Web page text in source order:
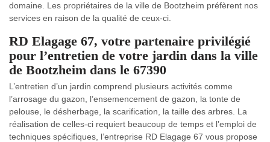
domaine. Les propriétaires de la ville de Bootzheim préfèrent nos
services en raison de la qualité de ceux-ci.
RD Elagage 67, votre partenaire privilégié
pour l’entretien de votre jardin dans la ville
de Bootzheim dans le 67390
L’entretien d’un jardin comprend plusieurs activités comme
l’arrosage du gazon, l’ensemencement de gazon, la tonte de
pelouse, le désherbage, la scarification, la taille des arbres. La
réalisation de celles-ci requiert beaucoup de temps et l’emploi de
techniques spécifiques, l’entreprise RD Elagage 67 vous propose